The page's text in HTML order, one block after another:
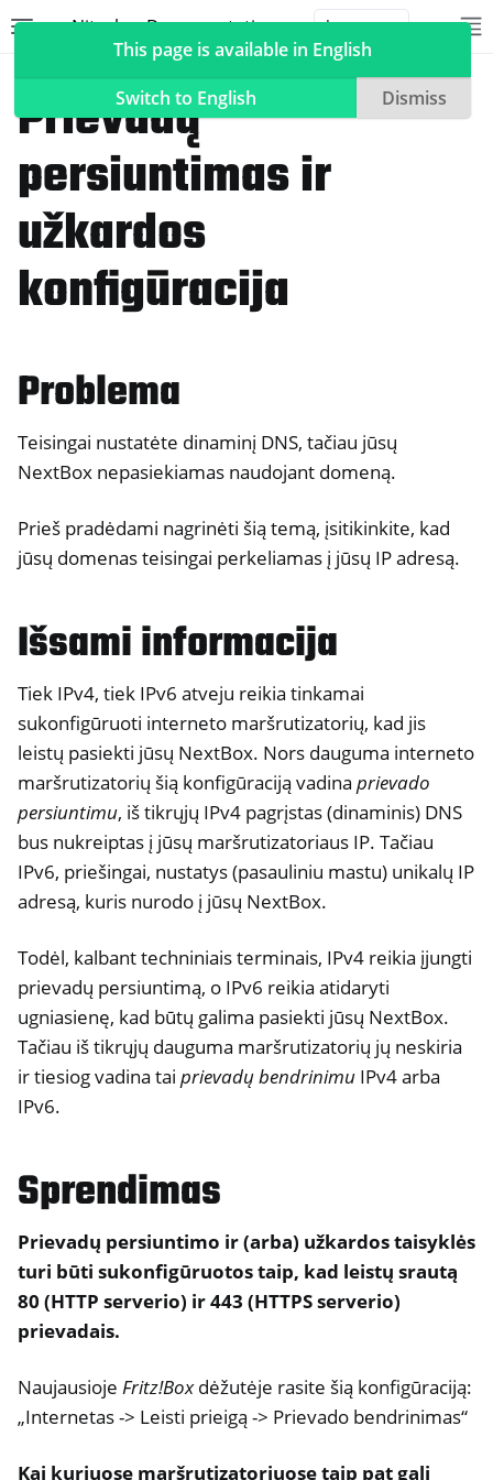
Nitrokey Documentation
navigation of NitroPad, NitroPC
navigation of „NitroPhone“, „NitroTablet
navigation of NextBox
navigation of Darbalaukio ir mobiliojo telefono
navigation of Nuotolinės prieigos valdymas
navigation of Techninė dokumentacija
navigation of NextBox DUK
navigation of NetHSM
navigation of NitroWall
navigation of NitroWall NW750
navigation of Programinė įranga
Prievadų
persiuntimas ir
užkardos
konfigūracija
Problema
Teisingai nustatėte dinaminį DNS, tačiau jūsų
NextBox nepasiekiamas naudojant domeną.
Prieš pradėdami nagrinėti šią temą, įsitikinkite, kad
jūsų domenas teisingai perkeliamas į jūsų IP adresą.
Išsami informacija
Tiek IPv4, tiek IPv6 atveju reikia tinkamai
sukonfigūruoti interneto maršrutizatorių, kad jis
leistų pasiekti jūsų NextBox. Nors dauguma interneto
maršrutizatorių šią konfigūraciją vadina prievado
persiuntimu, iš tikrųjų IPv4 pagrįstas (dinaminis) DNS
bus nukreiptas į jūsų maršrutizatoriaus IP. Tačiau
IPv6, priešingai, nustatys (pasauliniu mastu) unikalų IP
adresą, kuris nurodo į jūsų NextBox.
Todėl, kalbant techniniais terminais, IPv4 reikia įjungti
prievadų persiuntimą, o IPv6 reikia atidaryti
ugniasienę, kad būtų galima pasiekti jūsų NextBox.
Tačiau iš tikrųjų dauguma maršrutizatorių jų neskiria
ir tiesiog vadina tai prievadų bendrinimu IPv4 arba
IPv6.
Sprendimas
Prievadų persiuntimo ir (arba) užkardos taisyklės
turi būti sukonfigūruotos taip, kad leistų srautą
80 (HTTP serverio) ir 443 (HTTPS serverio)
prievadais.
Naujausioje Fritz!Boxdėžutėje rasite šią konfigūraciją:
„Internetas -> Leisti prieigą -> Prievado bendrinimas“
Kai kuriuose maršrutizatoriuose taip pat gali
This page is available in English
Switch to English
Dismiss